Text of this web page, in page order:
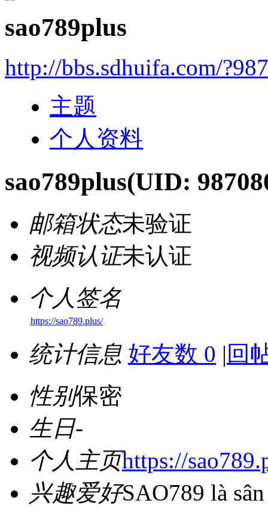
sao789plus
http://bbs.sdhuifa.com/
主题
个人资料
sao789plus(UID:
邮箱状态未验证
视频认证未认证
个人签名
https://sao789.plus/
统计信息 好友数 0 | 回
性别保密
生日-
个人主页https://
兴趣爱好SAO789 là